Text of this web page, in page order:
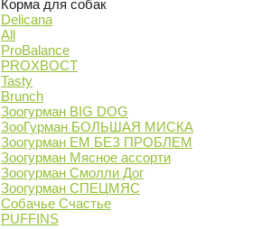
Корма для собак
Delicana
All
ProBalance
PROХВОСТ
Tasty
Brunch
Зоогурман BIG DOG
ЗооГурман БОЛЬШАЯ МИСКА
Зоогурман ЕМ БЕЗ ПРОБЛЕМ
Зоогурман Мясное ассорти
Зоогурман Смолли Дог
Зоогурман СПЕЦМЯС
Собачье Счастье
PUFFINS